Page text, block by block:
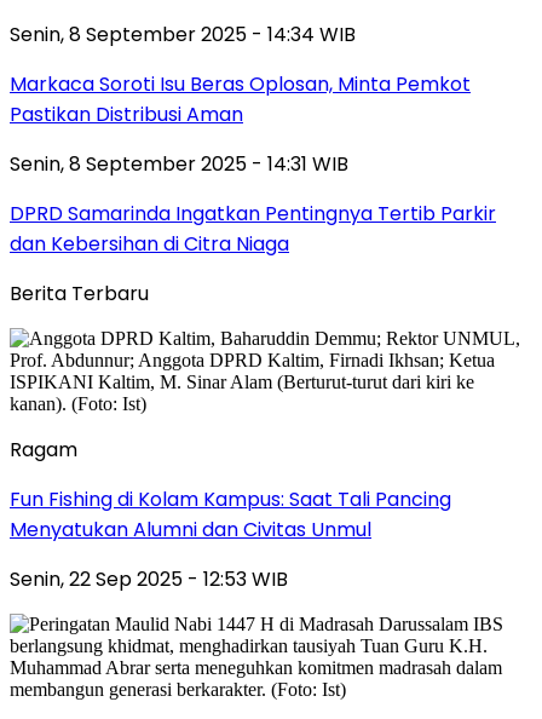
Senin, 8 September 2025 - 14:34 WIB
Markaca Soroti Isu Beras Oplosan, Minta Pemkot
Pastikan Distribusi Aman
Senin, 8 September 2025 - 14:31 WIB
DPRD Samarinda Ingatkan Pentingnya Tertib Parkir
dan Kebersihan di Citra Niaga
Berita Terbaru
Ragam
Fun Fishing di Kolam Kampus: Saat Tali Pancing
Menyatukan Alumni dan Civitas Unmul
Senin, 22 Sep 2025 - 12:53 WIB